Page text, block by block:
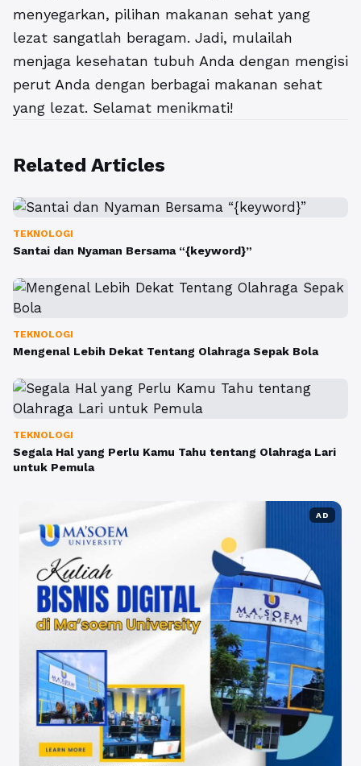
menyegarkan, pilihan makanan sehat yang
lezat sangatlah beragam. Jadi, mulailah
menjaga kesehatan tubuh Anda dengan mengisi
perut Anda dengan berbagai makanan sehat
yang lezat. Selamat menikmati!
Related Articles
TEKNOLOGI
Santai dan Nyaman Bersama “{keyword}”
TEKNOLOGI
Mengenal Lebih Dekat Tentang Olahraga Sepak Bola
TEKNOLOGI
Segala Hal yang Perlu Kamu Tahu tentang Olahraga Lari
untuk Pemula
AD